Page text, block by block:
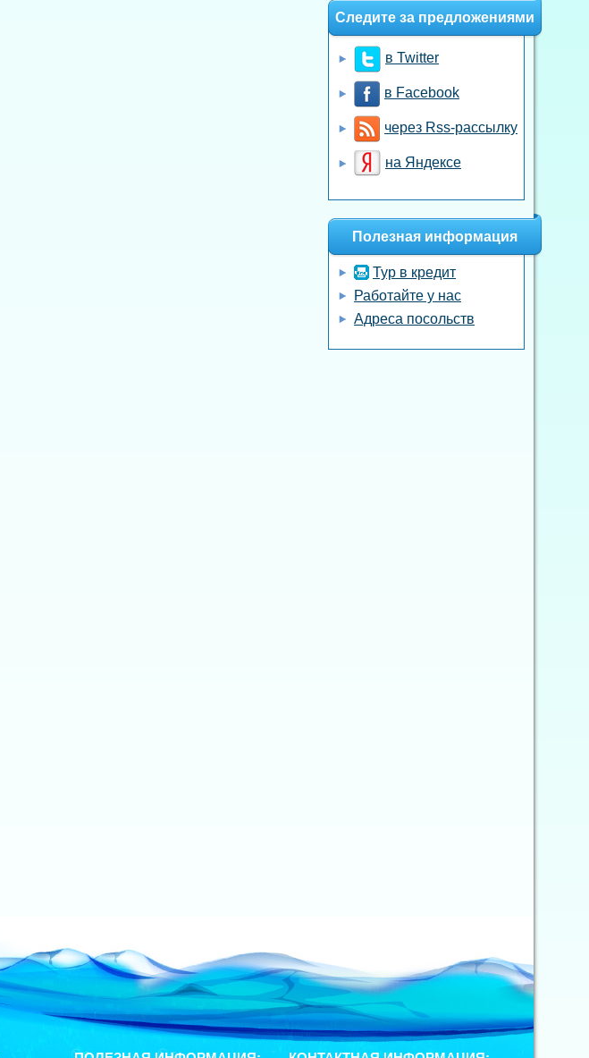
Следите за предложениями
в Twitter
в Facebook
через Rss-рассылку
на Яндексе
Полезная информация
Тур в кредит
Работайте у нас
Адреса посольств